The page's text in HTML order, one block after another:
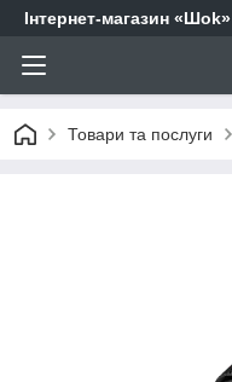
Інтернет-магазин «Шоk»
Товари та послуги